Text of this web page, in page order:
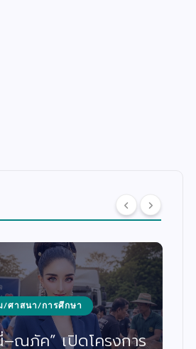
/ศาสนา/การศึกษา
ณภัค” เปิดโครงการ